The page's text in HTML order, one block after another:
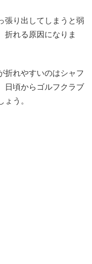
張り出してしまうと弱
折れる原因になりま
折れやすいのはシャフ
日頃からゴルフクラブ
う。